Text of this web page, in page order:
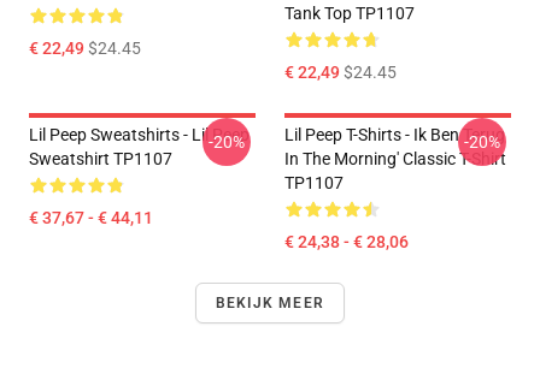
€ 22,49$24.45
Tank Top TP1107
€ 22,49$24.45
Lil Peep Sweatshirts - Lil Peep
Sweatshirt TP1107
€ 37,67 - € 44,11
-20%
Lil Peep T-Shirts - Ik Ben Terug
In The Morning' Classic T-Shirt
TP1107
€ 24,38 - € 28,06
-20%
BEKIJK MEER